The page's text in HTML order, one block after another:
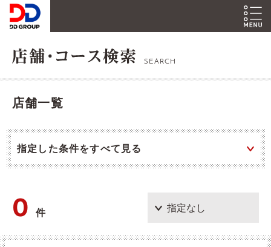
SEARCH
店舗一覧
指定した条件をすべて見る
0件